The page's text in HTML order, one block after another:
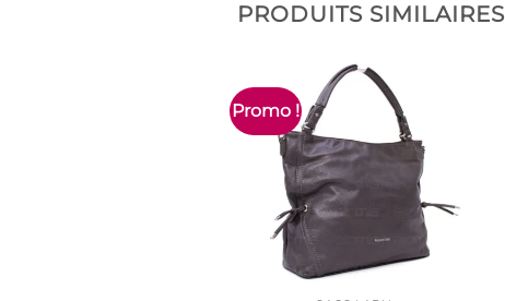
PRODUITS SIMILAIRES
Promo !